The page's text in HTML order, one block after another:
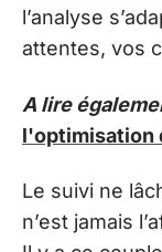
l’analyse
attentes, vos
A lire
l'optimisation
Le suivi ne
n’est jamais